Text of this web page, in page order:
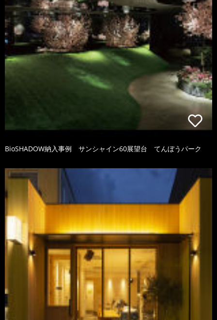
BioSHADOW納入事例 サンシャイン60展望台 てんぼうパーク